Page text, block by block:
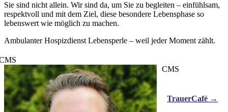
Sie sind nicht allein. Wir sind da, um Sie zu begleiten – einfühlsam,
respektvoll und mit dem Ziel, diese besondere Lebensphase so
lebenswert wie möglich zu machen.
Ambulanter Hospizdienst Lebensperle – weil jeder Moment zählt.
CMS
TrauerCafé →